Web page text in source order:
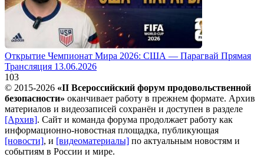
Открытие Чемпионат Мира 2026: США — Парагвай Прямая
Трансляция 13.06.2026
103
© 2015-2026 «II Всероссийский форум продовольственной
безопасности» оканчивает работу в прежнем формате. Архив
материалов и видеозаписей сохранён и доступен в разделе
[Архив]. Сайт и команда форума продолжает работу как
информационно-новостная площадка, публикующая
[новости], и [видеоматериалы] по актуальным новостям и
событиям в России и мире.